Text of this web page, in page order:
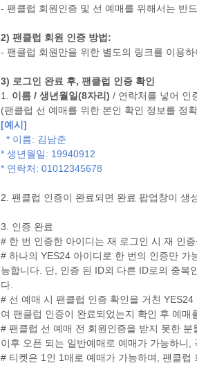
- 팬클럽 회원인증 및 선 예매를 위해서는 반
2) 팬클럽 회원 인증 방법:
- 팬클럽 회원만을 위한 별도의 링크를 이용하
3) 로그인 완료 후, 팬클럽 인증 확인
1. 이름 / 생년월일(8자리) / 연락처를 넣어 인
(팬클럽 선 예매를 위한 본인 확인 정보를 정
[예시]
* 이름: 김남준
* 생년월일: 19940912
* 연락처: 01012345678
2. 팬클럽 인증이 완료되면 완료 팝업창이 생
3. 인증 완료
# 한 번 인증한 아이디는 재 로그인 시 재 인
# 하나의 YES24 아이디로 한 번의 인증만
능합니다. 단, 인증 된 ID외 다른 ID로의 중복
다.
# 선 예매 시 팬클럽 인증 확인을 거친
여 팬클럽 인증이 완료되었는지 확인 후 예매
# 팬클럽 선 예매 전 회원인증을 받지 못한
이후 오픈 되는 일반예매로 예매가 가능하니,
# 티켓은 1인 1매로 예매가 가능하며, 팬클럽